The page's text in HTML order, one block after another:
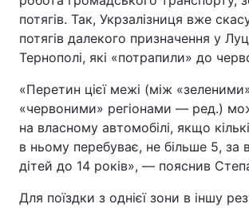
Тема оформлення
потягів. Так, Укрзалізниця вже
потягів далекого призначення у
Тернополі, які «потрапили» до
«Перетин цієї межі (між
«червоними» регіонами — ред.)
на власному автомобілі, якщо
в ньому перебуває, не більше 5, за
дітей до 14 років», — пояснив
Для поїздки з однієї зони в іншу